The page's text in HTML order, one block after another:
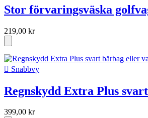
Stor förvaringsväska
219,00 kr
 Snabbvy
Regnskydd Extra Plus
399,00 kr